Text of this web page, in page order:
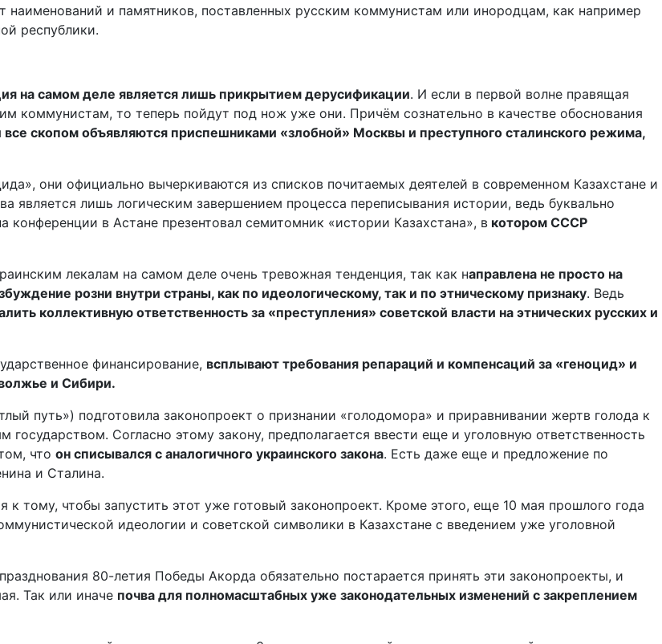
наименований и памятников, поставленных русским коммунистам или инородцам, как например
республики.
на самом деле является лишь прикрытием дерусификации. И если в первой волне правящая
коммунистам, то теперь пойдут под нож уже они. Причём сознательно в качестве обоснования
все скопом объявляются приспешниками «злобной» Москвы и преступного сталинского режима,
они официально вычеркиваются из списков почитаемых деятелей в современном Казахстане и
является лишь логическим завершением процесса переписывания истории, ведь буквально
в Астане презентовал семитомник «истории Казахстана», в котором СССР
лекалам на самом деле очень тревожная тенденция, так как направлена не просто на
розни внутри страны, как по идеологическому, так и по этническому признаку. Ведь
коллективную ответственность за «преступления» советской власти на этнических русских и
финансирование, всплывают требования репараций и компенсаций за «геноцид» и
и Сибири.
путь») подготовила законопроект о признании «голодомора» и приравнивании жертв голода к
Согласно этому закону, предполагается ввести еще и уголовную ответственность
что он списывался с аналогичного украинского закона. Есть даже еще и предложение по
и Сталина.
тому, чтобы запустить этот уже готовый законопроект. Кроме этого, еще 10 мая прошлого года
идеологии и советской символики в Казахстане с введением уже уголовной
80-летия Победы Акорда обязательно постарается принять эти законопроекты, и
Так или иначе почва для полномасштабных уже законодательных изменений с закреплением